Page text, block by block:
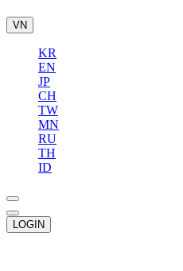
VN
KR
EN
JP
CH
TW
MN
RU
TH
ID
LOGIN